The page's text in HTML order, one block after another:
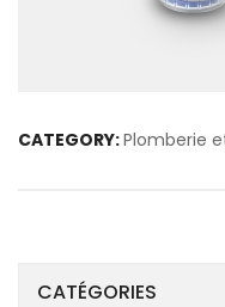
CATÉGORIES
CATEGORY:Plomberie